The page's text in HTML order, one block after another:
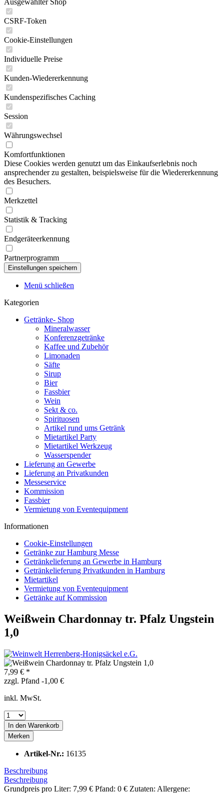
Ausgewählter Shop
CSRF-Token
Cookie-Einstellungen
Individuelle Preise
Kunden-Wiedererkennung
Kundenspezifisches Caching
Session
Währungswechsel
Komfortfunktionen
Diese Cookies werden genutzt um das Einkaufserlebnis noch
ansprechender zu gestalten, beispielsweise für die Wiedererkennung
des Besuchers.
Merkzettel
Statistik & Tracking
Endgeräteerkennung
Partnerprogramm
Menü schließen
Kategorien
Getränke- Shop
Mineralwasser
Konferenzgetränke
Kaffee und Zubehör
Limonaden
Säfte
Sirup
Bier
Fassbier
Wein
Sekt & co.
Spirituosen
Artikel rund ums Getränk
Mietartikel Party
Mietartikel Werkzeug
Wasserspender
Lieferung an Gewerbe
Lieferung an Privatkunden
Messeservice
Kommission
Fassbier
Vermietung von Eventequipment
Informationen
Cookie-Einstellungen
Getränke zur Hamburg Messe
Getränkelieferung an Gewerbe in Hamburg
Getränkelieferung Privatkunden in Hamburg
Mietartikel
Vermietung von Eventequipment
Getränke auf Kommission
Weißwein Chardonnay tr. Pfalz Ungstein
1,0
7,99 € *
zzgl. Pfand -1,00 €
inkl. MwSt.
In den Warenkorb
Merken
Artikel-Nr.: 16135
Beschreibung
Beschreibung
Grundpreis pro Liter: 7,99 € Pfand: 0 € Zutaten: Allergene: